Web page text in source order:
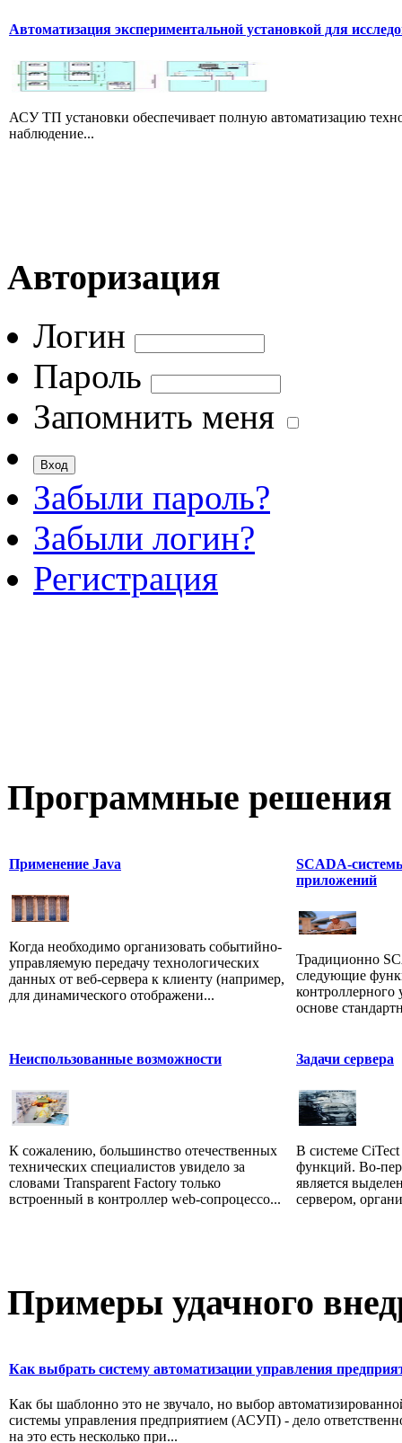
Автоматизация экспериментальной установкой для
АСУ ТП установки обеспечивает полную автоматизацию
наблюдение...
Авторизация
Логин
Пароль
Запомнить меня
Забыли пароль?
Забыли логин?
Регистрация
Программные решения
Применение Java
Когда необходимо организовать событийно-
управляемую передачу технологических
данных от веб-сервера к клиенту (например,
для динамического отображени...
SCADA-
приложений
Традиционно
следующие
контроллерного
основе
Неиспользованные возможности
К сожалению, большинство отечественных
технических специалистов увидело за
словами Transparent Factory только
встроенный в контроллер web-сопроцессо...
Задачи сервера
В системе
функций. Во-
является
сервером,
Примеры удачного
Как выбрать систему автоматизации управления
Как бы шаблонно это не звучало, но выбор
системы управления предприятием (АСУП) - дело
на это есть несколько при...